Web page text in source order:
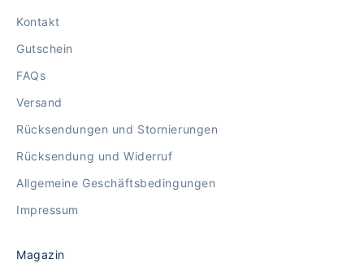
Kontakt
Gutschein
FAQs
Versand
Rücksendungen und Stornierungen
Rücksendung und Widerruf
Allgemeine Geschäftsbedingungen
Impressum
Magazin